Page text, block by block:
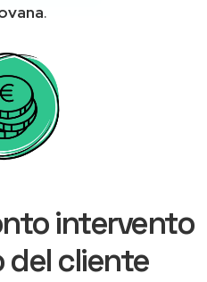
.
intervento
del cliente